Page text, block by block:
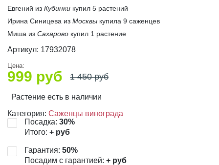
Евгений из Кубинки купил 5 растений
Ирина Синицева из Москвы купила 9 саженцев
Миша из Сахарово купил 1 растение
Артикул: 17932078
Цена:
999 руб 1 450руб
Растение есть в наличии
Категория: Саженцы винограда
Посадка: 30%
Итого: + руб
Гарантия: 50%
Посадим с гарантией: + руб